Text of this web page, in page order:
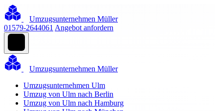
Umzugsunternehmen Müller
01579-2644061 Angebot anfordern
Umzugsunternehmen Müller
Umzugsunternehmen Ulm
Umzug von Ulm nach Berlin
Umzug von Ulm nach Hamburg